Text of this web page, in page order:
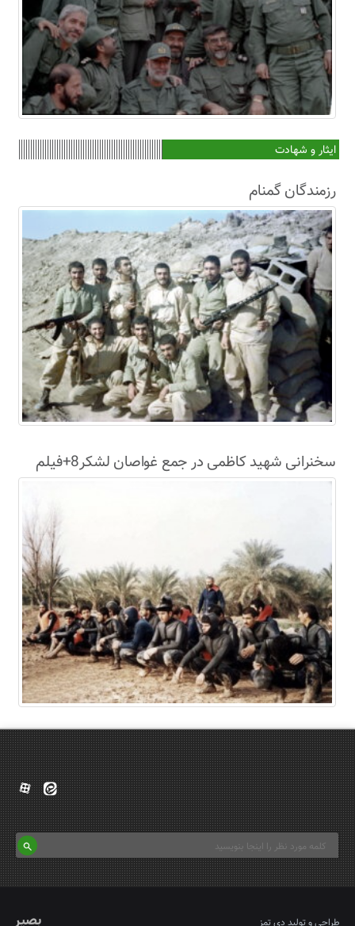
ایثار و شهادت
رزمندگان گمنام
سخنرانی شهید کاظمی در جمع غواصان لشکر8+فیلم
طراحی و تولید دی تمز بصیر